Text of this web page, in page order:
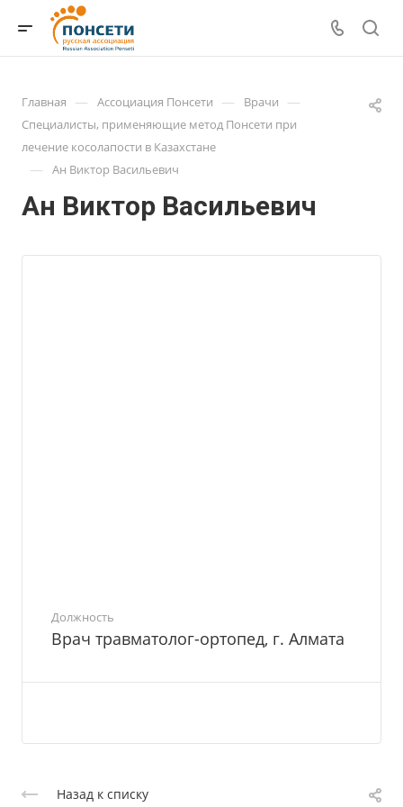
Главная — Ассоциация Понсети — Врачи —
Специалисты, применяющие метод Понсети при
лечение косолапости в Казахстане
— Ан Виктор Васильевич
Ан Виктор Васильевич
Должность
Врач травматолог-ортопед, г. Алмата
Назад к списку